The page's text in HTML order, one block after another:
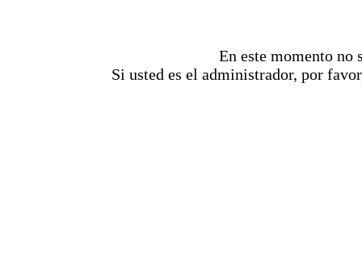
En este momento no
Si usted es el administrador, por